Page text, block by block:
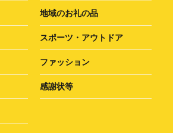
地域のお礼の品
スポーツ・アウトドア
ファッション
感謝状等